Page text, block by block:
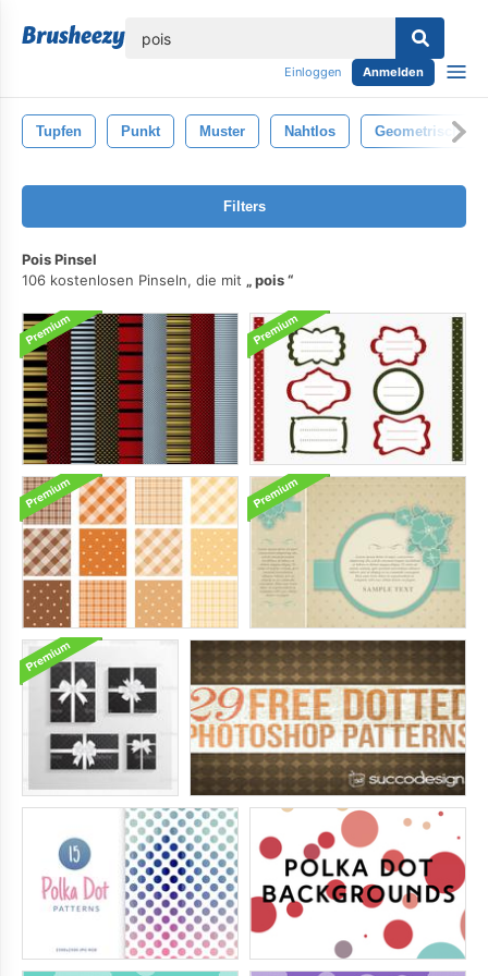
Einloggen Anmelden
Tupfen Punkt Muster Nahtlos Geometrisch
Filters
Pois Pinsel
106 kostenlosen Pinseln, die mit
pois